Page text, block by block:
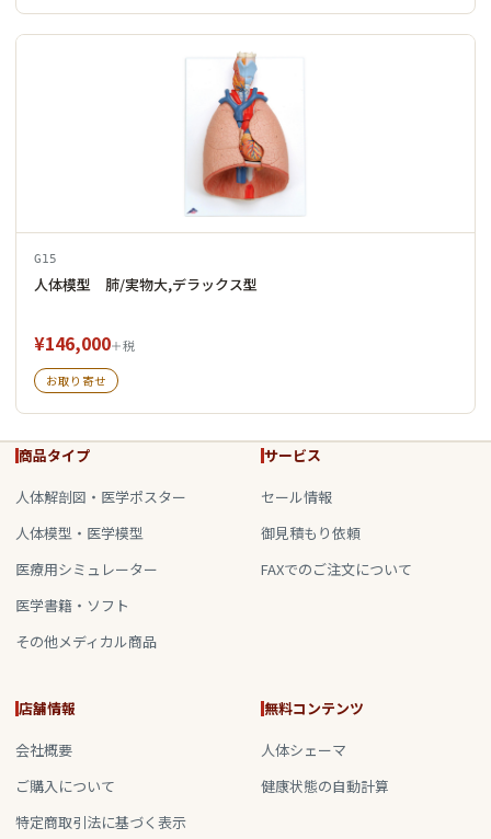
G15
人体模型 肺/実物大,デラックス型
¥146,000＋税
お取り寄せ
商品タイプ
人体解剖図・医学ポスター
人体模型・医学模型
医療用シミュレーター
医学書籍・ソフト
その他メディカル商品
サービス
セール情報
御見積もり依頼
FAXでのご注文について
店舗情報
会社概要
ご購入について
特定商取引法に基づく表示
無料コンテンツ
人体シェーマ
健康状態の自動計算